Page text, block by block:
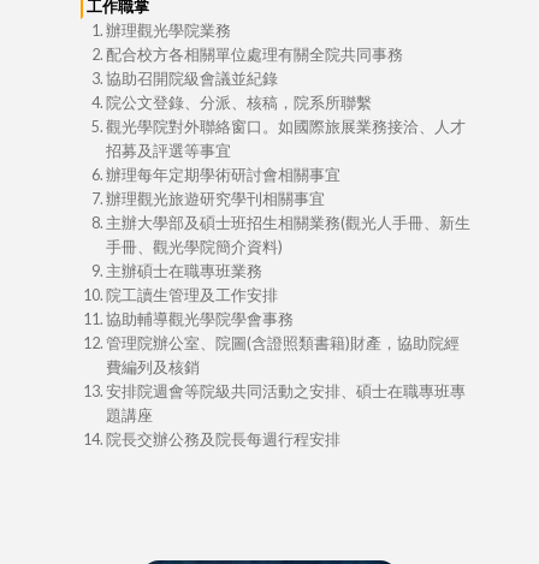
工作職掌
辦理觀光學院業務
配合校方各相關單位處理有關全院共同事務
協助召開院級會議並紀錄
院公文登錄、分派、核稿，院系所聯繫
觀光學院對外聯絡窗口。如國際旅展業務接洽、人才
招募及評選等事宜
辦理每年定期學術研討會相關事宜
辦理觀光旅遊研究學刊相關事宜
主辦大學部及碩士班招生相關業務(觀光人手冊、新生
手冊、觀光學院簡介資料)
主辦碩士在職專班業務
院工讀生管理及工作安排
協助輔導觀光學院學會事務
管理院辦公室、院圖(含證照類書籍)財產，協助院經
費編列及核銷
安排院週會等院級共同活動之安排、碩士在職專班專
題講座
院長交辦公務及院長每週行程安排